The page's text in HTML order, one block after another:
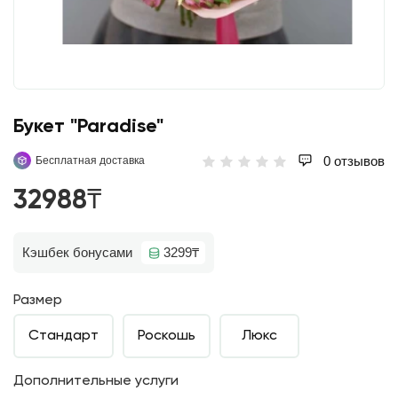
Букет "Paradise"
Бесплатная доставка 0 отзывов
32988₸
Кэшбек бонусами 3299₸
Размер
Стандарт Роскошь Люкс
Дополнительные услуги